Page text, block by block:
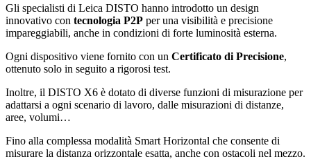
Gli specialisti di Leica DISTO hanno introdotto un design
innovativo con tecnologia P2P per una visibilità e precisione
impareggiabili, anche in condizioni di forte luminosità esterna.
Ogni dispositivo viene fornito con un Certificato di Precisione,
ottenuto solo in seguito a rigorosi test.
Inoltre, il DISTO X6 è dotato di diverse funzioni di misurazione per
adattarsi a ogni scenario di lavoro, dalle misurazioni di distanze,
aree, volumi…
Fino alla complessa modalità Smart Horizontal che consente di
misurare la distanza orizzontale esatta, anche con ostacoli nel mezzo.